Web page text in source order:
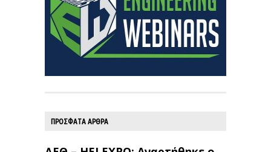
ΠΡΟΣΦΑΤΑ ΑΡΘΡΑ